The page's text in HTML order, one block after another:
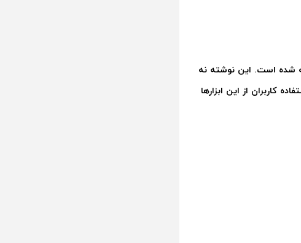
شده است. این نوشته نه
کاربران از این ابزارها